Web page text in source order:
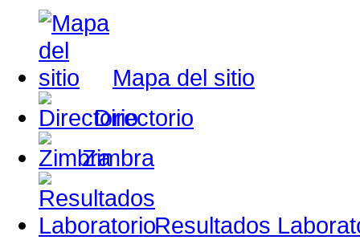
Mapa del sitio
Directorio
Zimbra
Resultados